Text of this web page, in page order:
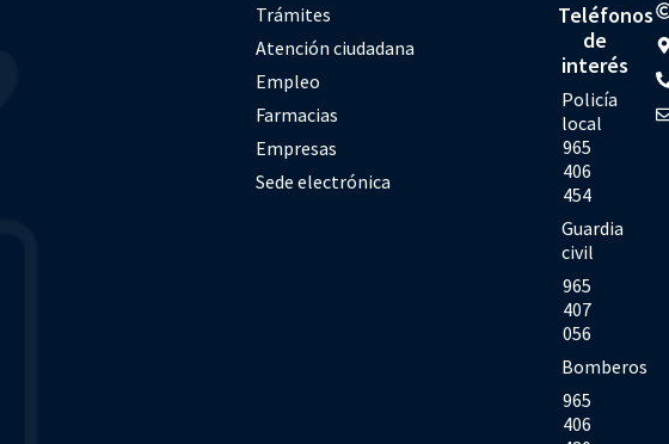
Trámites
Atención ciudadana
Empleo
Farmacias
Empresas
Sede electrónica
Teléfonos
de
interés
Policía
local
965
406
454
Guardia
civil
965
407
056
Bomberos
965
406